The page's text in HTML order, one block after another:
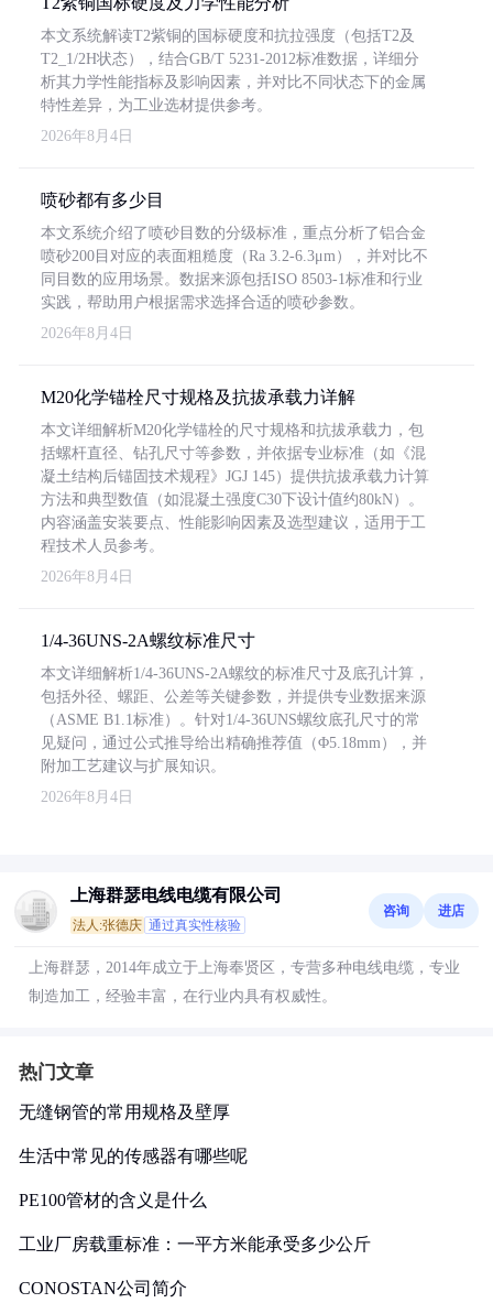
本文系统解读T2紫铜的国标硬度和抗拉强度（包括T2及
T2_1/2H状态），结合GB/T 5231-2012标准数据，详细分
析其力学性能指标及影响因素，并对比不同状态下的金属
特性差异，为工业选材提供参考。
2026年8月4日
喷砂都有多少目
本文系统介绍了喷砂目数的分级标准，重点分析了铝合金
喷砂200目对应的表面粗糙度（Ra 3.2-6.3μm），并对比不
同目数的应用场景。数据来源包括ISO 8503-1标准和行业
实践，帮助用户根据需求选择合适的喷砂参数。
2026年8月4日
M20化学锚栓尺寸规格及抗拔承载力详解
本文详细解析M20化学锚栓的尺寸规格和抗拔承载力，包
括螺杆直径、钻孔尺寸等参数，并依据专业标准（如《混
凝土结构后锚固技术规程》JGJ 145）提供抗拔承载力计算
方法和典型数值（如混凝土强度C30下设计值约80kN）。
内容涵盖安装要点、性能影响因素及选型建议，适用于工
程技术人员参考。
2026年8月4日
1/4-36UNS-2A螺纹标准尺寸
本文详细解析1/4-36UNS-2A螺纹的标准尺寸及底孔计算，
包括外径、螺距、公差等关键参数，并提供专业数据来源
（ASME B1.1标准）。针对1/4-36UNS螺纹底孔尺寸的常
见疑问，通过公式推导给出精确推荐值（Φ5.18mm），并
附加工艺建议与扩展知识。
2026年8月4日
上海群瑟电线电缆有限公司
法人:张德庆 通过真实性核验
咨询 进店
上海群瑟，2014年成立于上海奉贤区，专营多种电线电缆，专业
制造加工，经验丰富，在行业内具有权威性。
热门文章
无缝钢管的常用规格及壁厚
生活中常见的传感器有哪些呢
PE100管材的含义是什么
工业厂房载重标准：一平方米能承受多少公斤
CONOSTAN公司简介